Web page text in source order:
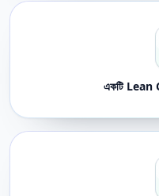
একটি Lean